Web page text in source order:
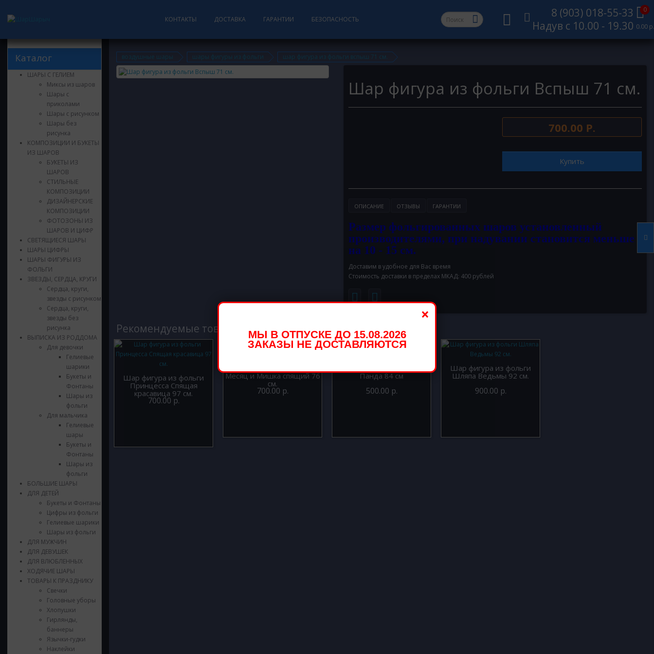
КОНТАКТЫ ДОСТАВКА ГАРАНТИИ БЕЗОПАСНОСТЬ
8 (903) 018-55-33
Надув с 10.00 - 19.30
0
0.00 р.
Каталог
ШАРЫ С ГЕЛИЕМ
Миксы из шаров
Шары с
приколами
Шары с рисунком
Шары без
рисунка
КОМПОЗИЦИИ И БУКЕТЫ
ИЗ ШАРОВ
БУКЕТЫ ИЗ
ШАРОВ
СТИЛЬНЫЕ
КОМПОЗИЦИИ
ДИЗАЙНЕРСКИЕ
КОМПОЗИЦИИ
ФОТОЗОНЫ ИЗ
ШАРОВ И ЦИФР
СВЕТЯЩИЕСЯ ШАРЫ
ШАРЫ ЦИФРЫ
ШАРЫ ФИГУРЫ ИЗ
ФОЛЬГИ
ЗВЕЗДЫ, СЕРДЦА, КРУГИ
Сердца, круги,
звезды с рисунком
Сердца, круги,
звезды без
рисунка
ВЫПИСКА ИЗ РОДДОМА
Для девочки
Гелиевые
шарики
Букеты и
Фонтаны
Шары из
фольги
Для мальчика
Гелиевые
шары
Букеты и
Фонтаны
Шары из
фольги
БОЛЬШИЕ ШАРЫ
ДЛЯ ДЕТЕЙ
Букеты и Фонтаны
Цифры из фольги
Гелиевые шарики
Шары из фольги
ДЛЯ МУЖЧИН
ДЛЯ ДЕВУШЕК
ДЛЯ ВЛЮБЛЕННЫХ
ХОДЯЧИЕ ШАРЫ
ТОВАРЫ К ПРАЗДНИКУ
Свечки
Головные уборы
Хлопушки
Гирлянды,
баннеры
Язычки-гудки
Наклейки
воздушные шары шары фигуры из фольги шар фигура из фольги вспыш 71 см.
Шар фигура из фольги Вспыш 71 см.
700.00 Р.
Купить
ОПИСАНИЕ ОТЗЫВЫ ГАРАНТИИ
Размер фольгированных шаров установленный
производителями, при надувании становится меньше
на 10 - 15 см.
Доставим в удобное для Вас время
Стоимость доставки в пределах МКАД: 400 рублей
Рекомендуемые товары
Шар фигура из фольги
Принцесса Спящая
красавица 97 см.
700.00 р.
Месяц и Мишка спящий 76
см.
700.00 р.
Панда 84 см
500.00 р.
Шар фигура из фольги
Шляпа Ведьмы 92 см.
900.00 р.
×
МЫ В ОТПУСКЕ ДО 15.08.2026
ЗАКАЗЫ НЕ ДОСТАВЛЯЮТСЯ